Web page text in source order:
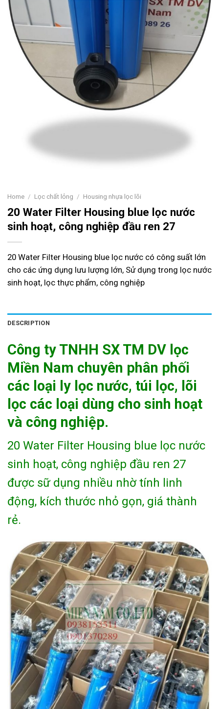
Home / Lọc chất lỏng / Housing nhựa lọc lõi
20 Water Filter Housing blue lọc nước
sinh hoạt, công nghiệp đầu ren 27
20 Water Filter Housing blue lọc nước có công suất lớn
cho các ứng dụng lưu lượng lớn, Sử dụng trong lọc nước
sinh hoạt, lọc thực phẩm, công nghiệp
DESCRIPTION
Công ty TNHH SX TM DV lọc
Miền Nam chuyên phân phối
các loại ly lọc nước, túi lọc, lõi
lọc các loại dùng cho sinh hoạt
và công nghiệp.
20 Water Filter Housing blue lọc nước
sinh hoạt, công nghiệp đầu ren 27
được sữ dụng nhiều nhờ tính linh
động, kích thước nhỏ gọn, giá thành
rẻ.